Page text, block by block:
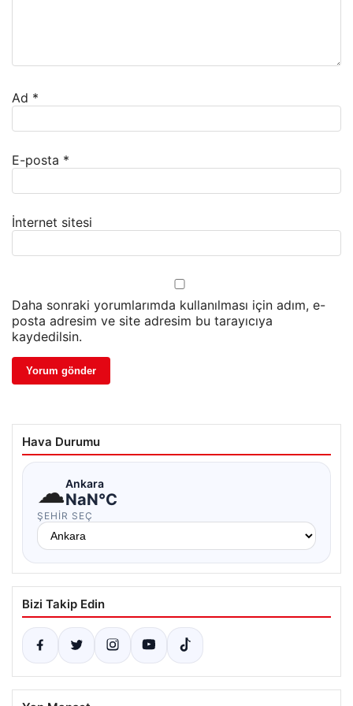
Ad *
E-posta *
İnternet sitesi
Daha sonraki yorumlarımda kullanılması için adım, e-
posta adresim ve site adresim bu tarayıcıya
kaydedilsin.
Hava Durumu
☁Ankara
NaN°C
ŞEHIR SEÇ
Bizi Takip Edin